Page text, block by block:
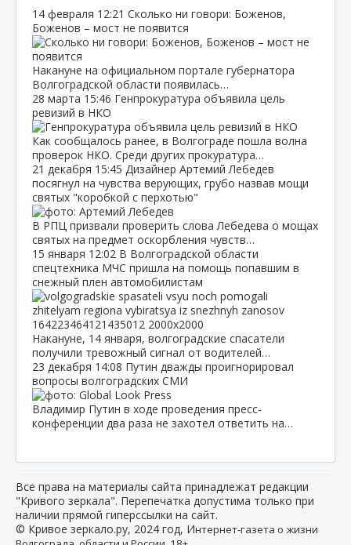
14 февраля 12:21 Сколько ни говори: Боженов,
Боженов – мост не появится
Накануне на официальном портале губернатора
Волгоградской области появилась…
28 марта 15:46 Генпрокуратура объявила цель
ревизий в НКО
Как сообщалось ранее, в Волгограде пошла волна
проверок НКО. Среди других прокуратура…
21 декабря 15:45 Дизайнер Артемий Лебедев
посягнул на чувства верующих, грубо назвав мощи
святых "коробкой с перхотью"
В РПЦ призвали проверить слова Лебедева о мощах
святых на предмет оскорбления чувств…
15 января 12:02 В Волгоградской области
спецтехника МЧС пришла на помощь попавшим в
снежный плен автомобилистам
Накануне, 14 января, волгоградские спасатели
получили тревожный сигнал от водителей…
23 декабря 14:08 Путин дважды проигнорировал
вопросы волгоградских СМИ
Владимир Путин в ходе проведения пресс-
конференции два раза не захотел ответить на…
Все права на материалы сайта принадлежат редакции
"Кривого зеркала". Перепечатка допустима только при
наличии прямой гиперссылки на сайт.
© Кривое зеркало.ру, 2024 год, Интернет-газета о жизни